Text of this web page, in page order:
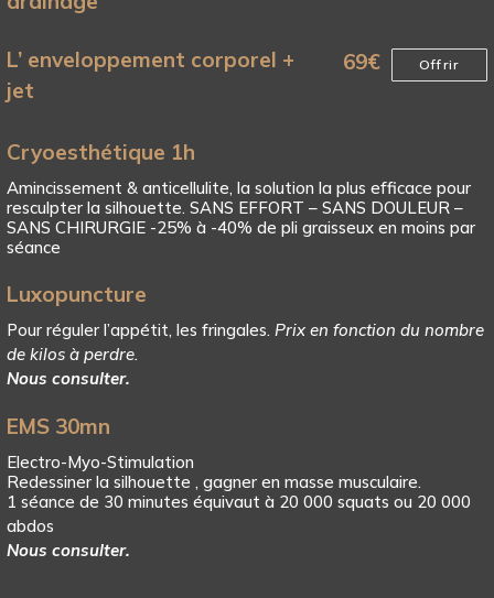
L’ enveloppement corporel +
jet
69€ Offrir
Cryoesthétique 1h
Amincissement & anticellulite, la solution la plus efficace pour
resculpter la silhouette. SANS EFFORT – SANS DOULEUR –
SANS CHIRURGIE -25% à -40% de pli graisseux en moins par
séance
Luxopuncture
Pour réguler l’appétit, les fringales.Prix en fonction du nombre
de kilos à perdre.
Nous consulter.
EMS 30mn
Electro-Myo-Stimulation
Redessiner la silhouette , gagner en masse musculaire.
1 séance de 30 minutes équivaut à 20 000 squats ou 20 000
abdos
Nous consulter.